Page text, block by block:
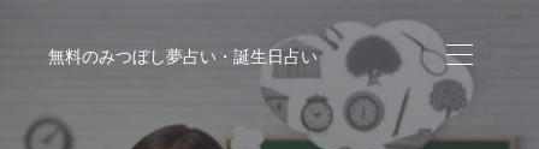
無料のみつぼし夢占い・誕生日占い